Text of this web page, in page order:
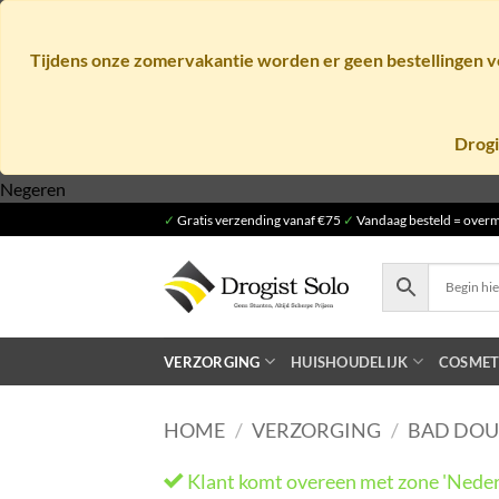
Tijdens onze zomervakantie worden er geen
Negeren
inhoud
✓ Gratis verzending vanaf €75 ✓ Vandaag besteld =
VERZORGING HUISHOUDELIJK
HOME / VERZORGING / BAD
Klant komt overeen met zone